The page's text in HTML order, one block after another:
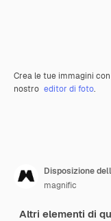
Crea le tue immagini
nostro editor di foto.
magnific
Altri elementi di